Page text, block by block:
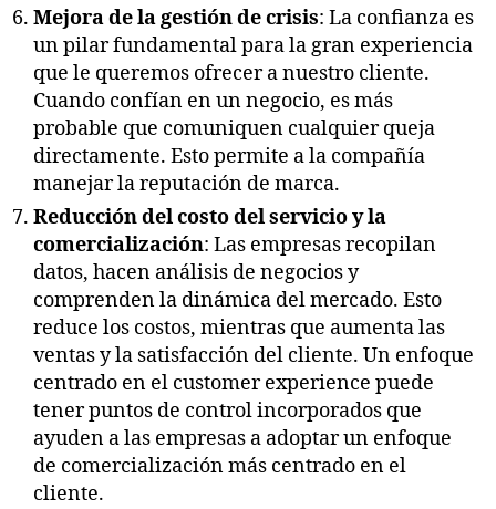
Mejora de la gestión de crisis: La confianza es
un pilar fundamental para la gran experiencia
que le queremos ofrecer a nuestro cliente.
Cuando confían en un negocio, es más
probable que comuniquen cualquier queja
directamente. Esto permite a la compañía
manejar la reputación de marca.
Reducción del costo del servicio y la
comercialización: Las empresas recopilan
datos, hacen análisis de negocios y
comprenden la dinámica del mercado. Esto
reduce los costos, mientras que aumenta las
ventas y la satisfacción del cliente. Un enfoque
centrado en el customer experience puede
tener puntos de control incorporados que
ayuden a las empresas a adoptar un enfoque
de comercialización más centrado en el
cliente.